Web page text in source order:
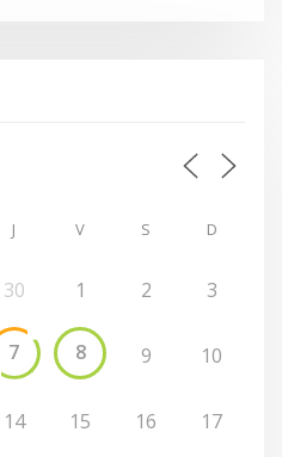
J V S D
30 1 2 3
7 8 9 10
14 15 16 17